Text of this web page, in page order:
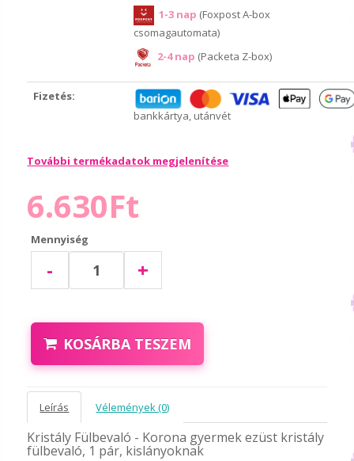
1-3 nap (Foxpost A-box
csomagautomata)
2-4 nap (Packeta Z-box)
Fizetés:
bankkártya, utánvét
További termékadatok megjelenítése
6.630Ft
Mennyiség
- +
KOSÁRBA TESZEM
Leírás Vélemények (0)
Kristály Fülbevaló - Korona gyermek ezüst kristály
fülbevaló, 1 pár, kislányoknak